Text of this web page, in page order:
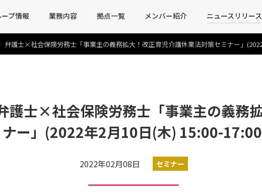
プ情報 業務内容 拠点一覧 メンバー紹介 ニュースリリース
弁護士×社会保険労務士「事業主の義務拡大！改正育児介護休業法対策セミナー」(2022
護士×社会保険労務士「事業主の義務
ー」(2022年2月10日(木) 15:00-17:00
2022年02月08日 セミナー